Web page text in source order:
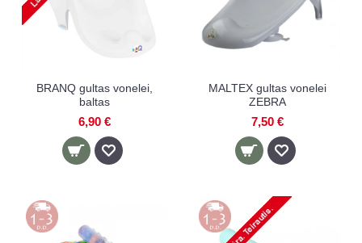
BRANQ gultas vonelei,
baltas
6,90 €
MALTEX gultas vonelei
ZEBRA
7,50 €